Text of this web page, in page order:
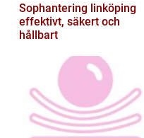
Sophantering linköping
effektivt, säkert och
hållbart